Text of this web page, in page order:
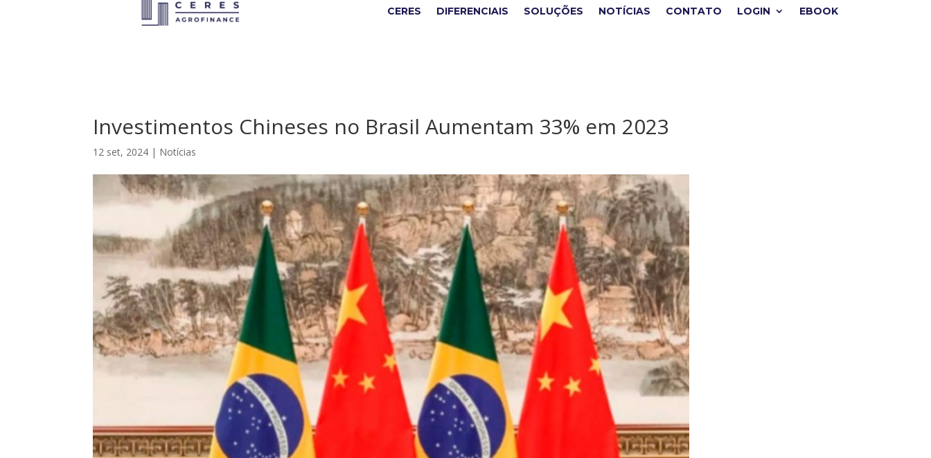
CERES DIFERENCIAIS SOLUÇÕES NOTÍCIAS CONTATO LOGIN EBOOK
Investimentos Chineses no Brasil Aumentam 33% em 2023
12 set, 2024 | Notícias